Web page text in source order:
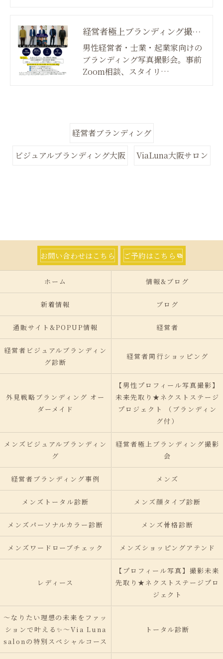
経営者極上ブランディング撮影会
男性経営者・士業・起業家向けの
ブランディング写真撮影会。事前
Zoom相談、スタイリ…
経営者ブランディング
ビジュアルブランディング大阪
ViaLuna大阪サロン
お問い合わせはこちら ご予約はこちら
ホーム 情報&ブログ
新着情報 ブログ
通販サイト&POPUP情報 経営者
経営者ビジュアルブランディン
グ診断
経営者同行ショッピング
外見戦略ブランディング オー
ダーメイド
【男性プロフィール写真撮影】
未来先取り★ネクストステージ
プロジェクト （ブランディン
グ付）
メンズビジュアルブランディン
グ
経営者極上ブランディング撮影
会
経営者ブランディング事例 メンズ
メンズトータル診断 メンズ顔タイプ診断
メンズパーソナルカラー診断 メンズ骨格診断
メンズワードローブチェック メンズショッピングアテンド
レディース
【プロフィール写真】撮影未来
先取り★ネクストステージプロ
ジェクト
〜なりたい理想の未来をファッ
ションで叶える✨〜Via Luna
salonの特別スペシャルコース
トータル診断